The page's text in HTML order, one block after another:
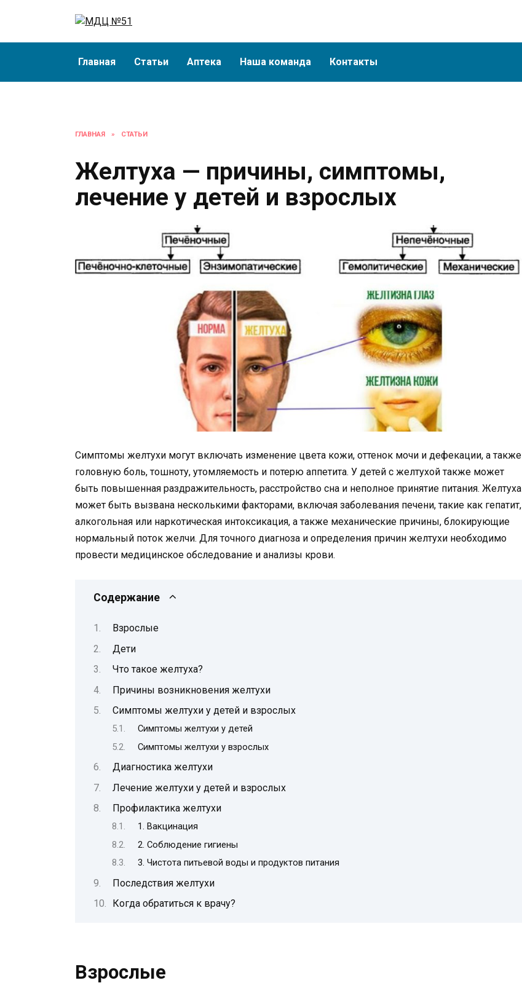
Главная Статьи Аптека Наша команда Контакты
ГЛАВНАЯ » СТАТЬИ
Желтуха — причины, симптомы,
лечение у детей и взрослых
Симптомы желтухи могут включать изменение цвета кожи, оттенок мочи и дефекации, а также
головную боль, тошноту, утомляемость и потерю аппетита. У детей с желтухой также может
быть повышенная раздражительность, расстройство сна и неполное принятие питания. Желтуха
может быть вызвана несколькими факторами, включая заболевания печени, такие как гепатит,
алкогольная или наркотическая интоксикация, а также механические причины, блокирующие
нормальный поток желчи. Для точного диагноза и определения причин желтухи необходимо
провести медицинское обследование и анализы крови.
Содержание
Взрослые
Дети
Что такое желтуха?
Причины возникновения желтухи
Симптомы желтухи у детей и взрослых
Симптомы желтухи у детей
Симптомы желтухи у взрослых
Диагностика желтухи
Лечение желтухи у детей и взрослых
Профилактика желтухи
1. Вакцинация
2. Соблюдение гигиены
3. Чистота питьевой воды и продуктов питания
Последствия желтухи
Когда обратиться к врачу?
Взрослые